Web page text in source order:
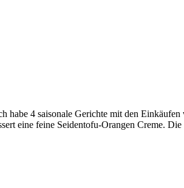
4 saisonale Gerichte mit den
eine feine Seidentofu-Orangen Creme.